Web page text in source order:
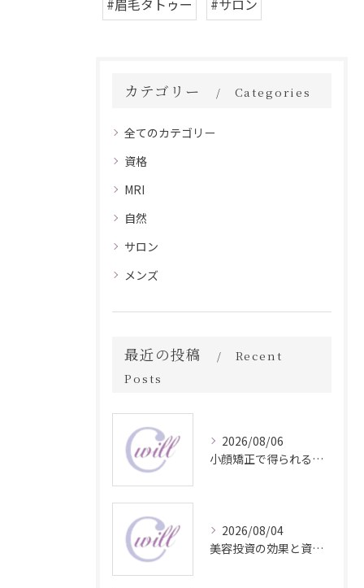
#眉毛タトゥー
#サロン
カテゴリー Categories
全てのカテゴリー
資格
MRI
自然
サロン
メンズ
最近の投稿
Recent
Posts
2026/08/06
小顔矯正で得られる顔変化の科学的効果
2026/08/04
美容投資の効果と資産価値の解説